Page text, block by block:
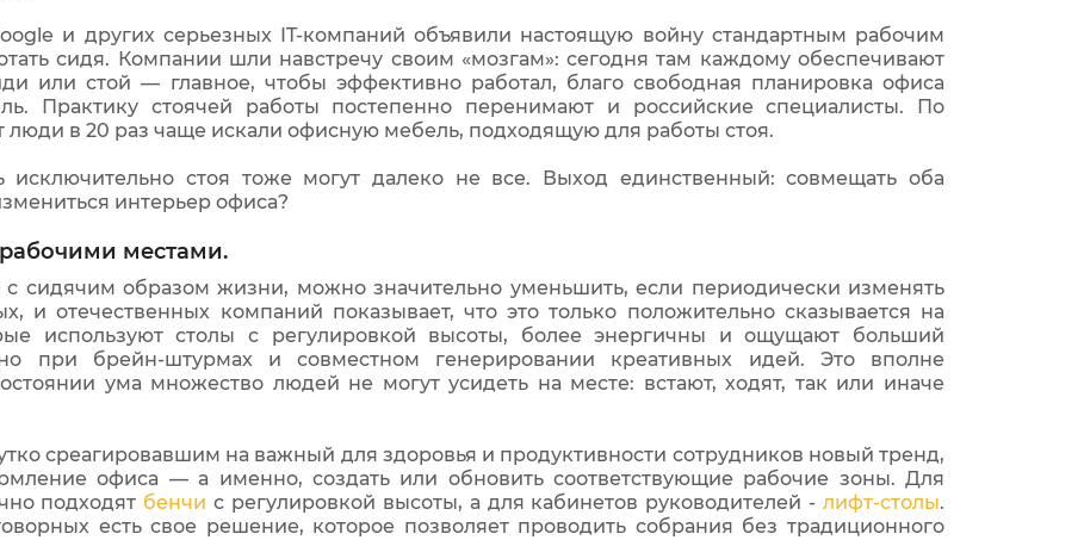
и других серьезных IT-компаний объявили настоящую войну стандартным рабочим
сидя. Компании шли навстречу своим «мозгам»: сегодня там каждому обеспечивают
или стой — главное, чтобы эффективно работал, благо свободная планировка офиса
Практику стоячей работы постепенно перенимают и российские специалисты. По
люди в 20 раз чаще искали офисную мебель, подходящую для работы стоя.
стоя тоже могут далеко не все. Выход единственный: совмещать оба
интерьер офиса?
местами.
с сидячим образом жизни, можно значительно уменьшить, если периодически изменять
и отечественных компаний показывает, что это только положительно сказывается на
используют столы с регулировкой высоты, более энергичны и ощущают больший
при брейн-штурмах и совместном генерировании креативных идей. Это вполне
ума множество людей не могут усидеть на месте: встают, ходят, так или иначе
среагировавшим на важный для здоровья и продуктивности сотрудников новый тренд,
офиса — а именно, создать или обновить соответствующие рабочие зоны. Для
подходят бенчи с регулировкой высоты, а для кабинетов руководителей -лифт-столы.
есть свое решение, которое позволяет проводить собрания без традиционного